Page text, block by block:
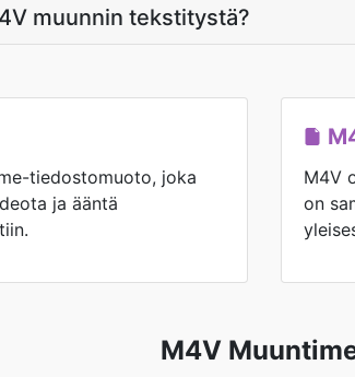
muunnin tekstitystä?
tiedostomuoto, joka
ja ääntä
M4V
on
M4V